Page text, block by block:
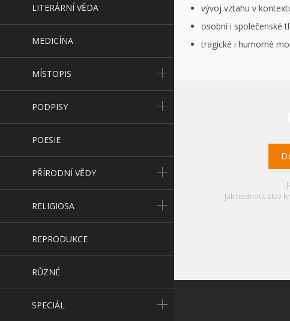
LITERÁRNÍ VĚDA
MEDICÍNA
MÍSTOPIS
PODPISY
POESIE
PŘÍRODNÍ VĚDY
RELIGIOSA
REPRODUKCE
RŮZNÉ
SPECIÁL
vývoj vztahu v
osobní i společenské
tragické i humorné
Jak hodnotit stav